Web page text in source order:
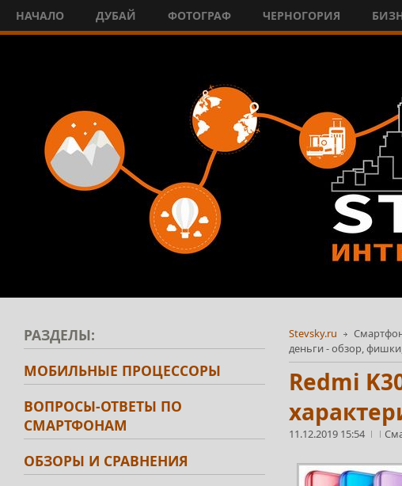
НАЧАЛО ДУБАЙ ФОТОГРАФ ЧЕРНОГОРИЯ
Stevsky.ru
деньги - обзор,
Redmi
11.12.2019 15:54
РАЗДЕЛЫ:
МОБИЛЬНЫЕ ПРОЦЕССОРЫ
ВОПРОСЫ-ОТВЕТЫ ПО
СМАРТФОНАМ
ОБЗОРЫ И СРАВНЕНИЯ